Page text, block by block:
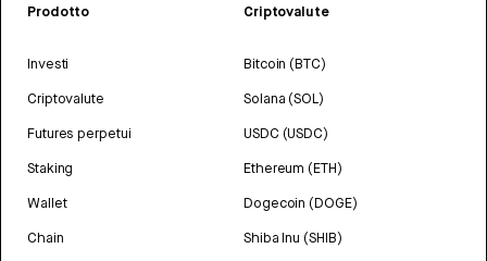
Prodotto
Investi
Criptovalute
Futures perpetui
Staking
Wallet
Chain
Criptovalute
Bitcoin (BTC)
Solana (SOL)
USDC (USDC)
Ethereum (ETH)
Dogecoin (DOGE)
Shiba Inu (SHIB)